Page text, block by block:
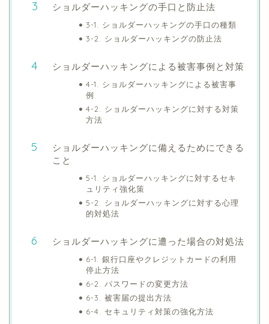
ショルダーハッキングの手口と防止法
3-1. ショルダーハッキングの手口の種類
3-2. ショルダーハッキングの防止法
ショルダーハッキングによる被害事例と対策
4-1. ショルダーハッキングによる被害事
例
4-2. ショルダーハッキングに対する対策
方法
ショルダーハッキングに備えるためにできる
こと
5-1. ショルダーハッキングに対するセキ
ュリティ強化策
5-2. ショルダーハッキングに対する心理
的対処法
ショルダーハッキングに遭った場合の対処法
6-1. 銀行口座やクレジットカードの利用
停止方法
6-2. パスワードの変更方法
6-3. 被害届の提出方法
6-4. セキュリティ対策の強化方法